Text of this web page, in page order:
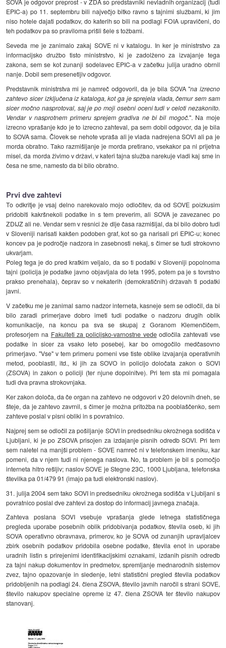
EPIC-a) po 11. septembru bili največjo bitko ravno s tajnimi službami, ki jim
niso hotele dajati podatkov, do katerih so bili na podlagi FOIA upravičeni, do
teh podatkov pa so praviloma prišli šele s tožbami.
Seveda me je zanimalo zakaj SOVE ni v katalogu. In ker je ministrstvo za
informacijsko družbo tisto ministrstvo, ki je zadolženo za izvajanje tega
zakona, sem se kot zunanji sodelavec EPIC-a v začetku julija uradno obrnil
nanje. Dobil sem presenetljiv odgovor.
Predstavnik ministrstva mi je namreč odgovoril, da je bila SOVA "na izrecno
zahtevo sicer izključena iz kataloga, kot ga je sprejela vlada, čemur sem sam
sicer močno nasprotoval, saj je po moji osebni oceni tudi v celoti nezakonito.
Vendar v nasprotnem primeru sprejem gradiva ne bi bil mogoč.". Na moje
izrecno vprašanje kdo je to izrecno zahteval, pa sem dobil odgovor, da je bila
to SOVA sama. Človek se nehote vpraša ali je vlada nadrejena SOVI ali pa je
morda obratno. Tako razmišljanje je morda pretirano, vsekakor pa ni prijetna
misel, da morda živimo v državi, v kateri tajna služba narekuje vladi kaj sme in
česa ne sme, namesto da bi bilo obratno.
Prvi dve zahtevi
To odkritje je vsaj delno narekovalo mojo odločitev, da od SOVE poizkusim
pridobiti kakršnekoli podatke in s tem preverim, ali SOVA je zavezanec po
ZDIJZ ali ne. Vendar sem v resnici že dlje časa razmišljal, da bi bilo dobro tudi
v Sloveniji narisati kakšen podoben graf, kot so ga narisali pri EPIC-u; konec
koncev pa je področje nadzora in zasebnosti nekaj, s čimer se tudi strokovno
ukvarjam.
Poleg tega je do pred kratkim veljalo, da so ti podatki v Sloveniji popolnoma
tajni (policija je podatke javno objavljala do leta 1995, potem pa je s tovrstno
prakso prenehala), čeprav so v nekaterih (demokratičnih) državah ti podatki
javni.
V začetku me je zanimal samo nadzor interneta, kasneje sem se odločil, da bi
bilo zaradi primerjave dobro imeti tudi podatke o nadzoru drugih oblik
komunikacije, na koncu pa sva se skupaj z Goranom Klemenčičem,
profesorjem na Fakulteti za policijsko-varnostne vedeodločila zahtevati vse
podatke in sicer za vsako leto posebej, kar bo omogočilo medčasovno
primerjavo. "Vse" v tem primeru pomeni vse tiste oblike izvajanja operativnih
metod, pooblastil, itd., ki jih za SOVO in policijo določata zakon o SOVI
(ZSOVA) in zakon o policiji (ter njune dopolnitve). Pri tem sta mi pomagala
tudi dva pravna strokovnjaka.
Ker zakon določa, da če organ na zahtevo ne odgovori v 20 delovnih dneh, se
šteje, da je zahtevo zavrnil, s čimer je možna pritožba na pooblaščenko, sem
zahteve poslal v pisni obliki in s povratnico.
Najprej sem se odločil za pošiljanje SOVI in predsedniku okrožnega sodišča v
Ljubljani, ki je po ZSOVA prisojen za izdajanje pisnih odredb SOVI. Pri tem
sem naletel na manjši problem - SOVE namreč ni v telefonskem imeniku, kar
pomeni, da v njem tudi ni njenega naslova. No, ta problem je bil s pomočjo
interneta hitro rešljiv; naslov SOVE je Stegne 23C, 1000 Ljubljana, telefonska
številka pa 01/479 91 (imajo pa tudi elektronski naslov).
31. julija 2004 sem tako SOVI in predsedniku okrožnega sodišča v Ljubljani s
povratnico poslal dve zahtevi za dostop do informacij javnega značaja.
Zahteva poslana SOVI vsebuje vprašanja glede letnega statističnega
pregleda uporabe posebnih oblik pridobivanja podatkov, števila oseb, ki jih
SOVA operativno obravnava, primerov, ko je SOVA od zunanjih upravljalcev
zbirk osebnih podatkov pridobila osebne podatke, števila enot in uporabe
uradnih listin s prirejenimi identifikacijskimi oznakami, izdanih pisnih odredb
za tajni nakup dokumentov in predmetov, spremljanje mednarodnih sistemov
zvez, tajno opazovanje in sledenje, letni statistični pregled števila podatkov
pridobljenih na podlagi 24. člena ZSOVA, število javnih naročil s strani SOVE,
število nakupov specialne opreme iz 47. člena ZSOVA ter število nakupov
stanovanj.